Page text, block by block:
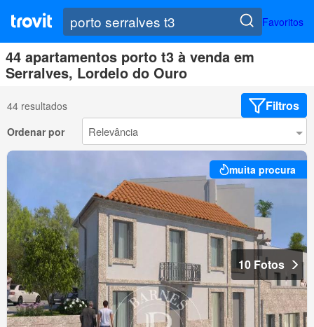
Favoritos
44 apartamentos porto t3 à venda em
Serralves, Lordelo do Ouro
44 resultados Filtros
Ordenar por
muita procura
10 Fotos